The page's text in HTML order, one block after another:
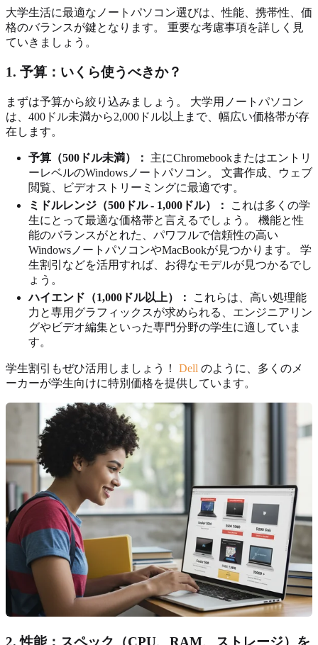
大学生活に最適なノートパソコン選びは、性能、携帯性、価
格のバランスが鍵となります。 重要な考慮事項を詳しく見
ていきましょう。
1. 予算：いくら使うべきか？
まずは予算から絞り込みましょう。 大学用ノートパソコン
は、400ドル未満から2,000ドル以上まで、幅広い価格帯が存
在します。
予算（500ドル未満）：
主にChromebookまたはエントリ
ーレベルのWindowsノートパソコン。 文書作成、ウェブ
閲覧、ビデオストリーミングに最適です。
ミドルレンジ（500ドル - 1,000ドル）：
これは多くの学
生にとって最適な価格帯と言えるでしょう。 機能と性
能のバランスがとれた、パワフルで信頼性の高い
WindowsノートパソコンやMacBookが見つかります。 学
生割引などを活用すれば、お得なモデルが見つかるでし
ょう。
ハイエンド（1,000ドル以上）：
これらは、高い処理能
力と専用グラフィックスが求められる、エンジニアリン
グやビデオ編集といった専門分野の学生に適していま
す。
学生割引もぜひ活用しましょう！ Dell のように、多くのメ
ーカーが学生向けに特別価格を提供しています。
2. 性能：スペック（CPU、RAM、ストレージ）を